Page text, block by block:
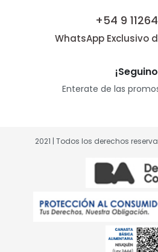
+54 9
WhatsApp Exclusivo
Enterate de las
2021 | Todos los derechos